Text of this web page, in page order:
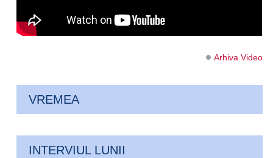
Arhiva Video
VREMEA
INTERVIUL LUNII